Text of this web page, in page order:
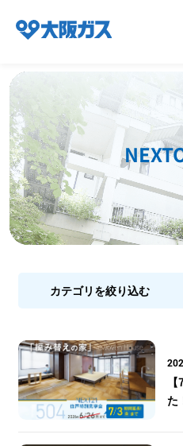
企業情報TOP
企業/グループについて
社会貢献
技術開発
サステナビリティ
IR情報
カテゴリを絞り込む
た